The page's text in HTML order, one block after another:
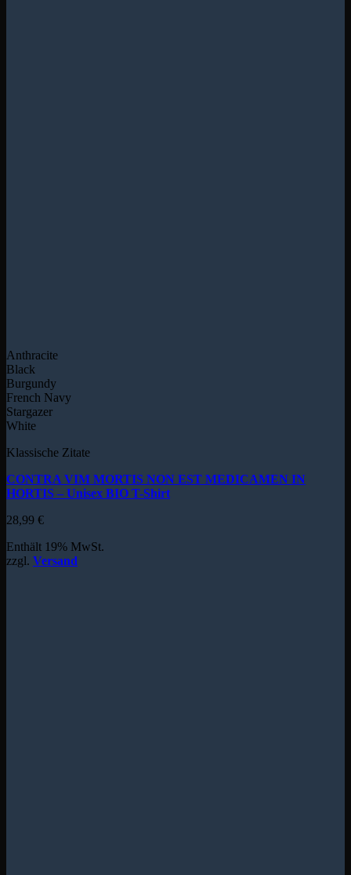
Anthracite
Black
Burgundy
French Navy
Stargazer
White
Klassische Zitate
CONTRA VIM MORTIS NON EST MEDICAMEN IN
HORTIS – Unisex BIO T-Shirt
28,99 €
Enthält 19% MwSt.
zzgl. Versand